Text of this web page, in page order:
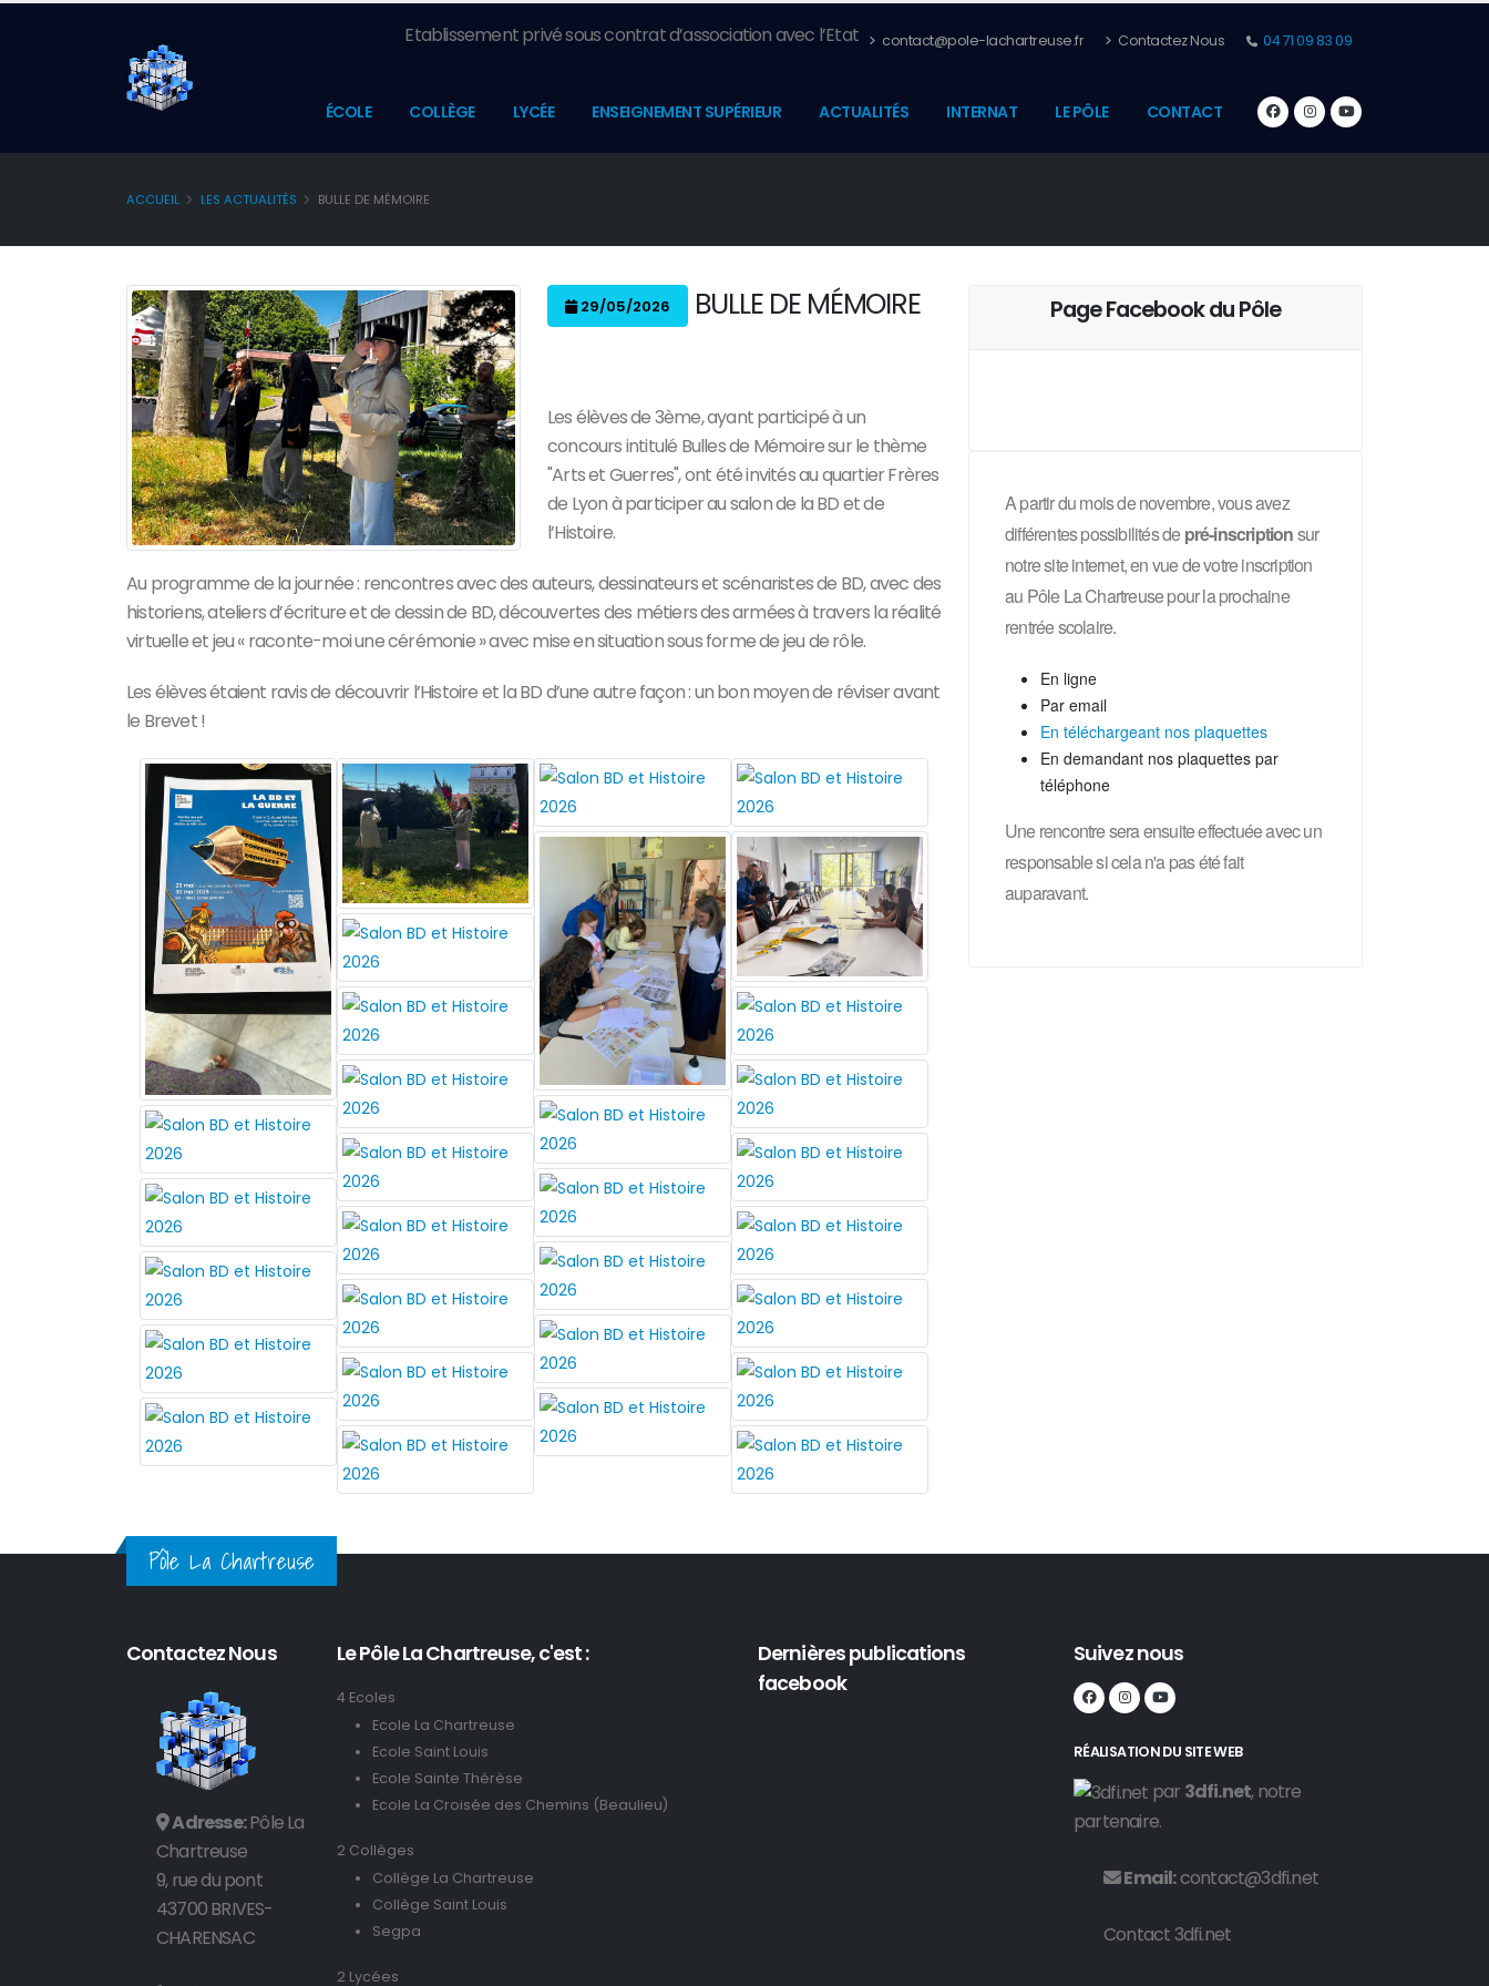
Etablissement privé sous contrat d’association avec l’Etat contact@pole-lachartreuse.fr Contactez Nous 04 71 09 83 09
ÉCOLE COLLÈGE LYCÉE ENSEIGNEMENT SUPÉRIEUR ACTUALITÉS INTERNAT LE PÔLE CONTACT
ACCUEIL LES ACTUALITÉS BULLE DE MÉMOIRE
29/05/2026 BULLE DE MÉMOIRE
Les élèves de 3ème, ayant participé à un
concours intitulé Bulles de Mémoire sur le thème
"Arts et Guerres", ont été invités au quartier Frères
de Lyon à participer au salon de la BD et de
l’Histoire.
Au programme de la journée : rencontres avec des auteurs, dessinateurs et scénaristes de BD, avec des
historiens, ateliers d’écriture et de dessin de BD, découvertes des métiers des armées à travers la réalité
virtuelle et jeu « raconte-moi une cérémonie » avec mise en situation sous forme de jeu de rôle.
Les élèves étaient ravis de découvrir l’Histoire et la BD d’une autre façon : un bon moyen de réviser avant
le Brevet !
Page Facebook du Pôle
A partir du mois de novembre, vous avez
différentes possibilités depré-inscriptionsur
notre site internet, en vue de votre inscription
au Pôle La Chartreuse pour la prochaine
rentrée scolaire.
En ligne
Par email
En téléchargeant nos plaquettes
En demandant nos plaquettes par
téléphone
Une rencontre sera ensuite effectuée avec un
responsable si cela n'a pas été fait
auparavant.
Pôle La Chartreuse
Contactez Nous
Adresse:Pôle La
Chartreuse
9, rue du pont
43700 BRIVES-
CHARENSAC
Le Pôle La Chartreuse, c'est :
4 Ecoles
Ecole La Chartreuse
Ecole Saint Louis
Ecole Sainte Thérèse
Ecole La Croisée des Chemins (Beaulieu)
2 Collèges
Collège La Chartreuse
Collège Saint Louis
Segpa
2 Lycées
Dernières publications
facebook
Suivez nous
RÉALISATION DU SITE WEB
par 3dfi.net, notre
partenaire.
Email:contact@3dfi.net
Contact 3dfi.net